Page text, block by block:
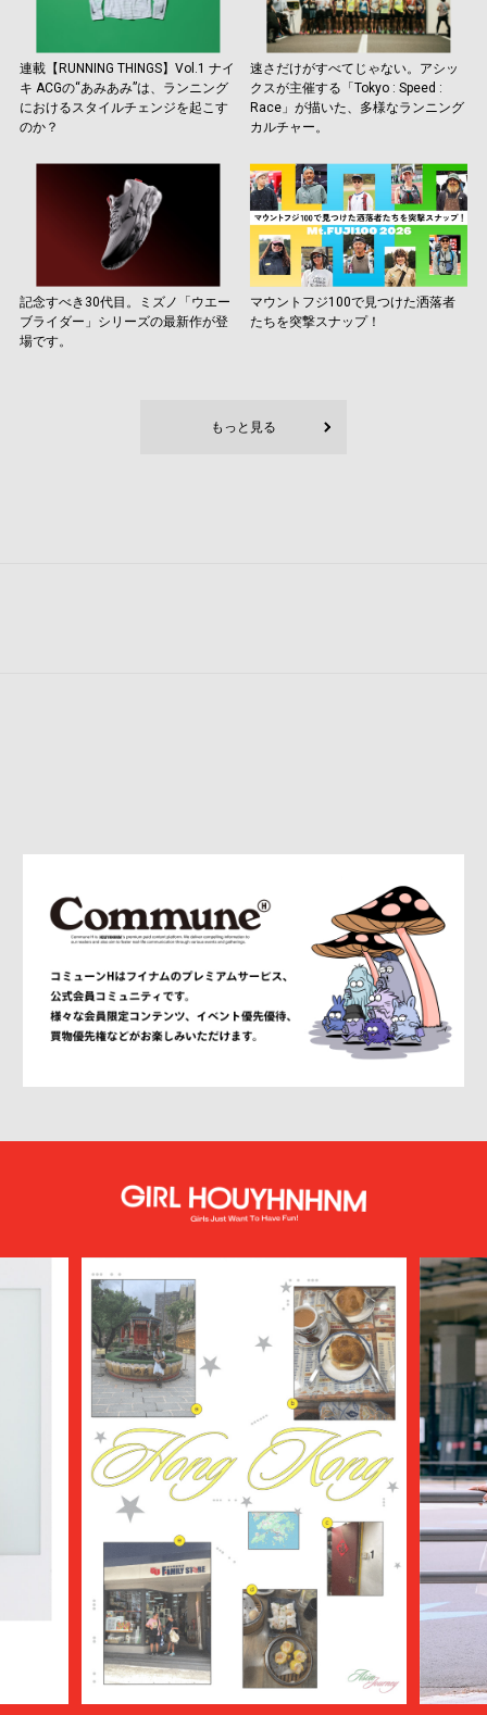
連載【RUNNING THINGS】Vol.1 ナイ
キ ACGの“あみあみ”は、ランニング
におけるスタイルチェンジを起こす
のか？
速さだけがすべてじゃない。アシッ
クスが主催する「Tokyo : Speed :
Race」が描いた、多様なランニング
カルチャー。
記念すべき30代目。ミズノ「ウエー
ブライダー」シリーズの最新作が登
場です。
マウントフジ100で見つけた洒落者
たちを突撃スナップ！
もっと見る